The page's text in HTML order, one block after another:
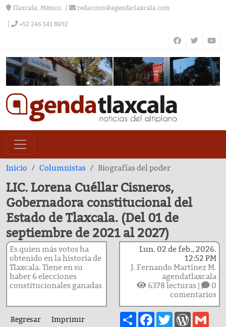
Tlaxcala, México. redaccion@agendatlaxcala.com
+52 246 141 8692
Inicio Columnistas Biografías del poder
LIC. Lorena Cuéllar Cisneros,
Gobernadora constitucional del
Estado de Tlaxcala. (Del 01 de
septiembre de 2021 al 2027)
Es quien más votos ha
obtenido en la historia de
Tlaxcala. Tiene en su
haber 6 elecciones
constitucionales ganadas
Lun. 02 de feb., 2026.
12:52 PM
J. Fernando Martínez M.
agendatlaxcala
6378 lecturas |
0
comentarios
Regresar
Imprimir
ShareFacebook
Twitter